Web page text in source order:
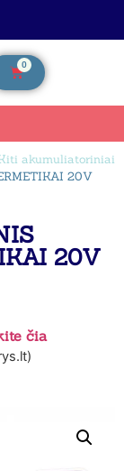
0
akumuliatoriniai
20V
20V
čia